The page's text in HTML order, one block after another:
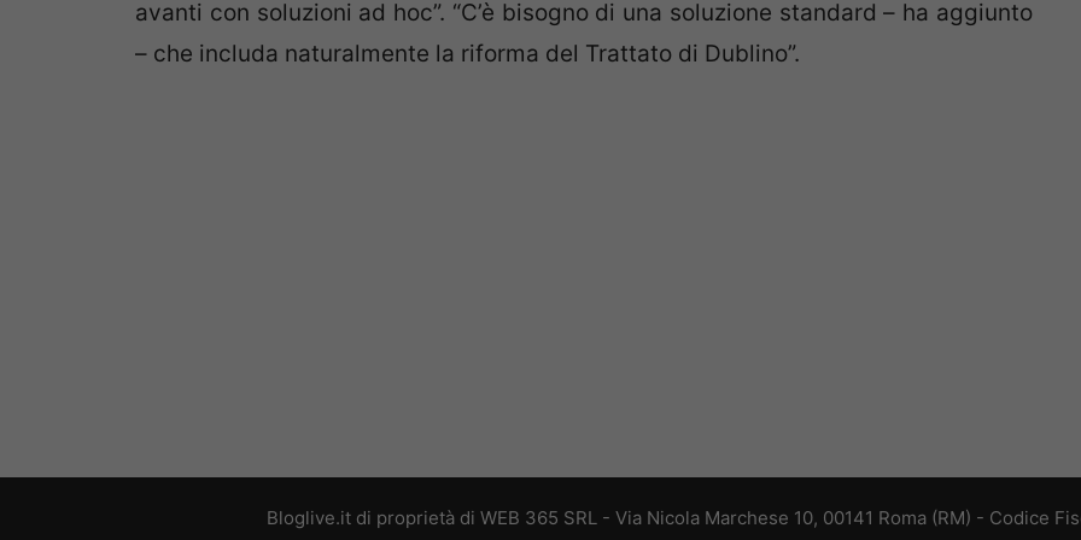
avanti con soluzioni ad hoc”. “C’è bisogno di una soluzione standard – ha aggiunto
– che includa naturalmente la riforma del Trattato di Dublino”.
Bloglive.it di proprietà di WEB 365 SRL - Via Nicola Marchese 10, 00141 Roma (RM) - Codice